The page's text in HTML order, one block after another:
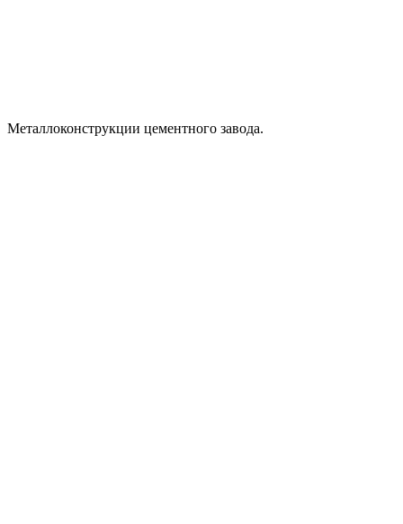
Металлоконструкции цементного завода.